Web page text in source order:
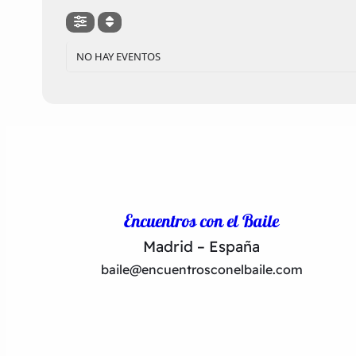
NO HAY EVENTOS
Encuentros con el Baile
Madrid – España
baile@encuentrosconelbaile.com